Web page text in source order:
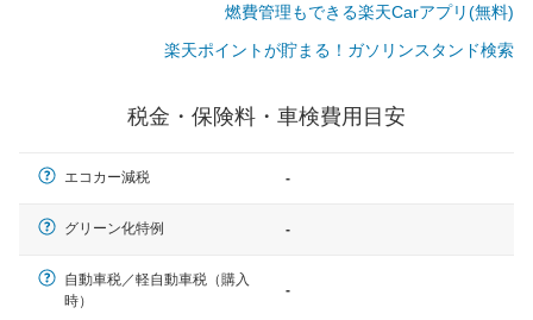
燃費管理もできる楽天Carアプリ(無料)
楽天ポイントが貯まる！ガソリンスタンド検索
税金・保険料・車検費用目安
エコカー減税 -
グリーン化特例 -
自動車税／軽自動車税（購入
時）
-